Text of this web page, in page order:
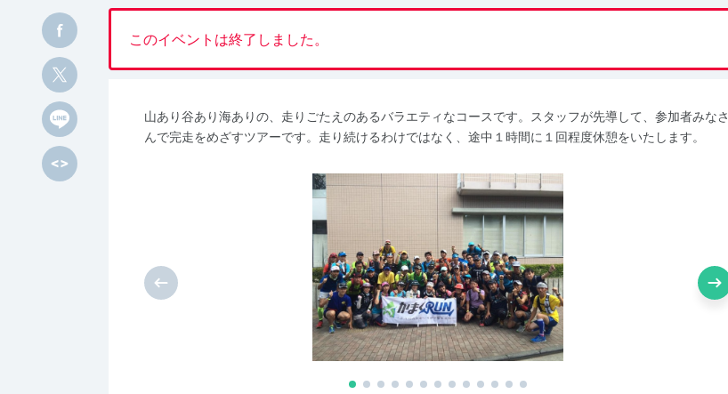
このイベントは終了しました。
山あり谷あり海ありの、走りごたえのあるバラエティなコースです。スタッフが先導して、参加者みなさ
んで完走をめざすツアーです。走り続けるわけではなく、途中１時間に１回程度休憩をいたします。